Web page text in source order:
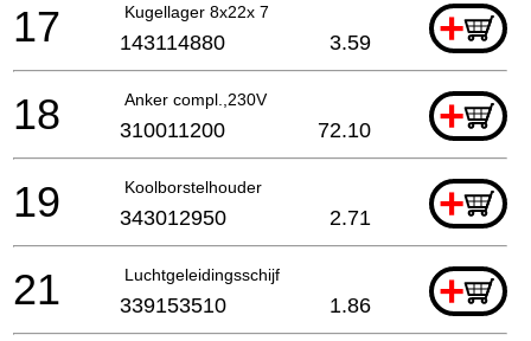
Kugellager 8x22x 7 +
17 143114880 3.59
Anker compl.,230V +
18 310011200 72.10
Koolborstelhouder +
19 343012950 2.71
Luchtgeleidingsschijf +
21 339153510 1.86